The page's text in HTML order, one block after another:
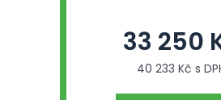
33 250
40 233 Kč s